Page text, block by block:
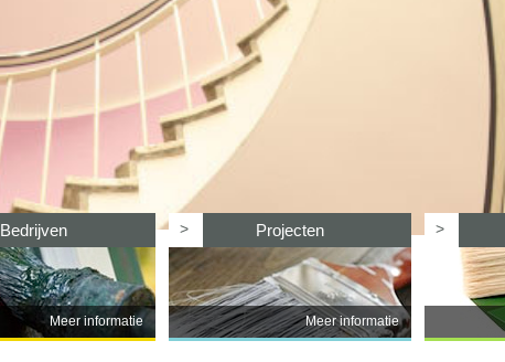
Bedrijven
Meer informatie
> Projecten
Meer informatie
>